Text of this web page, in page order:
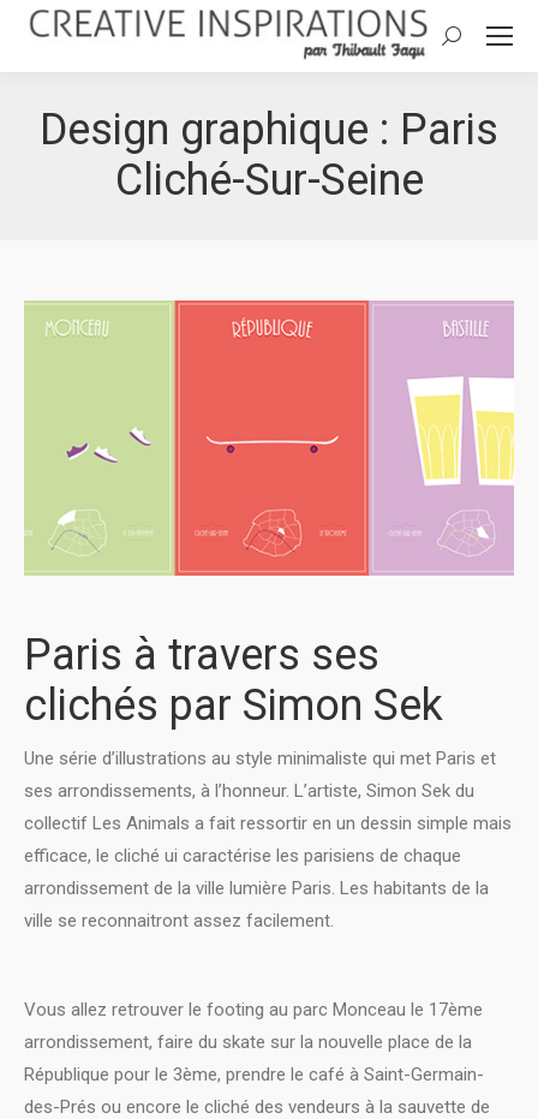
Search:
Design graphique : Paris
Cliché-Sur-Seine
Paris à travers ses
clichés par Simon Sek
Une série d’illustrations au style minimaliste qui met Paris et
ses arrondissements, à l’honneur. L’artiste, Simon Sek du
collectif Les Animals a fait ressortir en un dessin simple mais
efficace, le cliché ui caractérise les parisiens de chaque
arrondissement de la ville lumière Paris. Les habitants de la
ville se reconnaitront assez facilement.
Vous allez retrouver le footing au parc Monceau le 17ème
arrondissement, faire du skate sur la nouvelle place de la
République pour le 3ème, prendre le café à Saint-Germain-
des-Prés ou encore le cliché des vendeurs à la sauvette de